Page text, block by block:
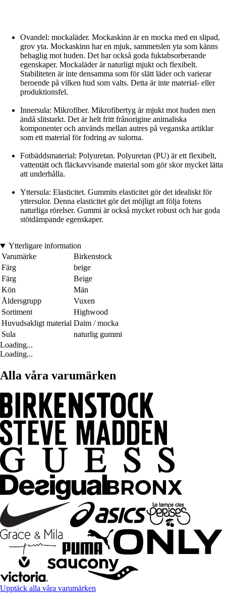
Ovandel: mockaläder. Mockaskinn är en mocka med en slipad,
grov yta. Mockaskinn har en mjuk, sammetslen yta som känns
behaglig mot huden. Det har också goda fuktabsorberande
egenskaper. Mockaläder är naturligt mjukt och flexibelt.
Stabiliteten är inte densamma som för slätt läder och varierar
beroende på vilken hud som valts. Detta är inte material- eller
produktionsfel.
Innersula: Mikrofiber. Mikrofibertyg är mjukt mot huden men
ändå slitstarkt. Det är helt fritt frånorigine animaliska
komponenter och används mellan autres på veganska artiklar
som ett material för fodring av sulorna.
Fotbäddsmaterial: Polyuretan. Polyuretan (PU) är ett flexibelt,
vattentätt och fläckavvisande material som gör skor mycket lätta
att underhålla.
Yttersula: Elasticitet. Gummits elasticitet gör det idealiskt för
yttersulor. Denna elasticitet gör det möjligt att följa fotens
naturliga rörelser. Gummi är också mycket robust och har goda
stötdämpande egenskaper.
Ytterligare information
Varumärke
Birkenstock
Färg
beige
Färg
Beige
Kön
Män
Åldersgrupp
Vuxen
Sortiment
Highwood
Huvudsakligt material Daim / mocka
Sula
naturlig gummi
Loading...
Loading...
Alla våra varumärken
Upptäck alla våra varumärken